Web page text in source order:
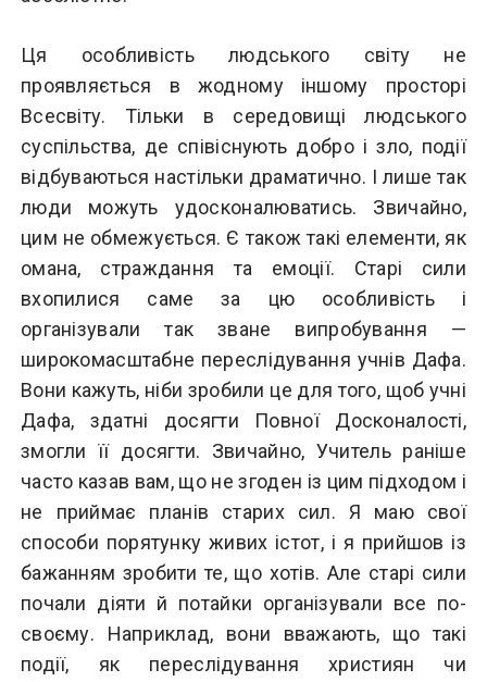
Ця особливість людського світу не
проявляється в жодному іншому просторі
Всесвіту. Тільки в середовищі людського
суспільства, де співіснують добро і зло, події
відбуваються настільки драматично. І лише так
люди можуть удосконалюватись. Звичайно,
цим не обмежується. Є також такі елементи, як
омана, страждання та емоції. Старі сили
вхопилися саме за цю особливість і
організували так зване випробування —
широкомасштабне переслідування учнів Дафа.
Вони кажуть, ніби зробили це для того, щоб учні
Дафа, здатні досягти Повної Досконалості,
змогли її досягти. Звичайно, Учитель раніше
часто казав вам, що не згоден із цим підходом і
не приймає планів старих сил. Я маю свої
способи порятунку живих істот, і я прийшов із
бажанням зробити те, що хотів. Але старі сили
почали діяти й потайки організували все по-
своєму. Наприклад, вони вважають, що такі
події, як переслідування християн чи